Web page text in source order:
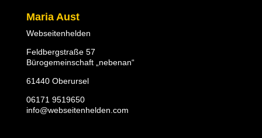
Maria Aust
Webseitenhelden
Feldbergstraße 57
Bürogemeinschaft „nebenan“
61440 Oberursel
06171 9519650
info@webseitenhelden.com